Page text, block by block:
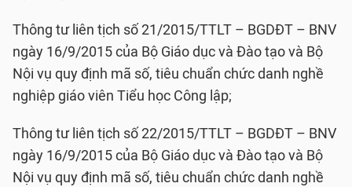
Thông tư liên tịch số 21/2015/TTLT – BGDĐT – BNV
ngày 16/9/2015 của Bộ Giáo dục và Đào tạo và Bộ
Nội vụ quy định mã số, tiêu chuẩn chức danh nghề
nghiệp giáo viên Tiểu học Công lập;
Thông tư liên tịch số 22/2015/TTLT – BGDĐT – BNV
ngày 16/9/2015 của Bộ Giáo dục và Đào tạo và Bộ
Nội vụ quy định mã số, tiêu chuẩn chức danh nghề